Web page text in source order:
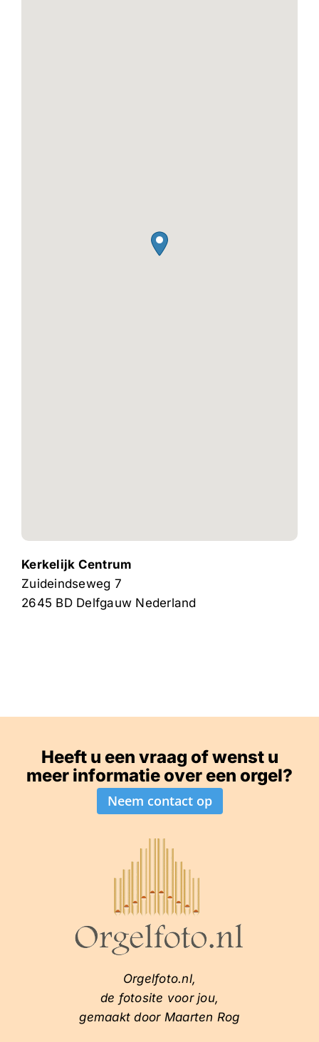
Kerkelijk Centrum
Zuideindseweg 7
2645 BD Delfgauw Nederland
Heeft u een vraag of wenst u
meer informatie over een orgel?
Neem contact op
Orgelfoto.nl,
de fotosite voor jou,
gemaakt door Maarten Rog